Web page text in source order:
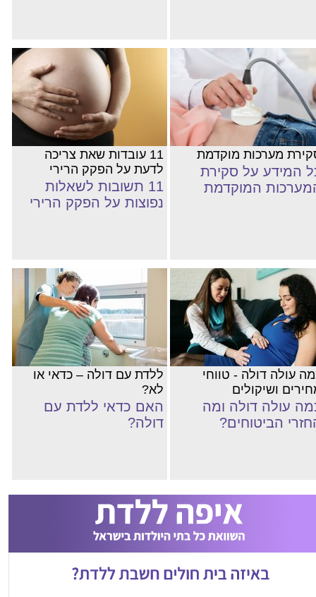
מערכות מוקדמת
המידע על סקירת
המוקדמת
11 עובדות שאת צריכה
לדעת על הפקק הרירי
11 תשובות לשאלות
נפוצות על הפקק הרירי
עולה דולה - טווחי
ושיקולים
עולה דולה ומה
הביטוחים?
ללדת עם דולה – כדאי או
לא?
האם כדאי ללדת עם
דולה?